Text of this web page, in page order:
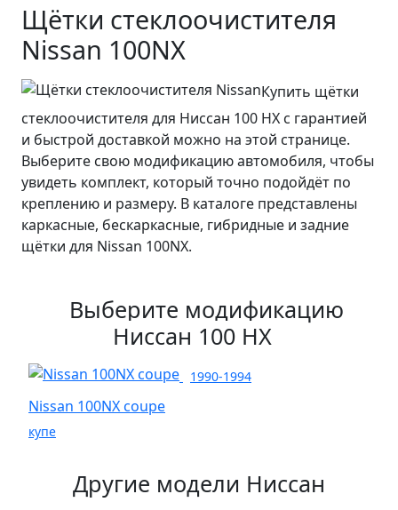
Щётки стеклоочистителя
Nissan 100NX
Купить щётки
стеклоочистителя для Ниссан 100 НХ с гарантией
и быстрой доставкой можно на этой странице.
Выберите свою модификацию автомобиля, чтобы
увидеть комплект, который точно подойдёт по
креплению и размеру. В каталоге представлены
каркасные, бескаркасные, гибридные и задние
щётки для Nissan 100NX.
Выберите модификацию
Ниссан 100 НХ
1990-1994
Nissan 100NX coupe
купе
Другие модели Ниссан